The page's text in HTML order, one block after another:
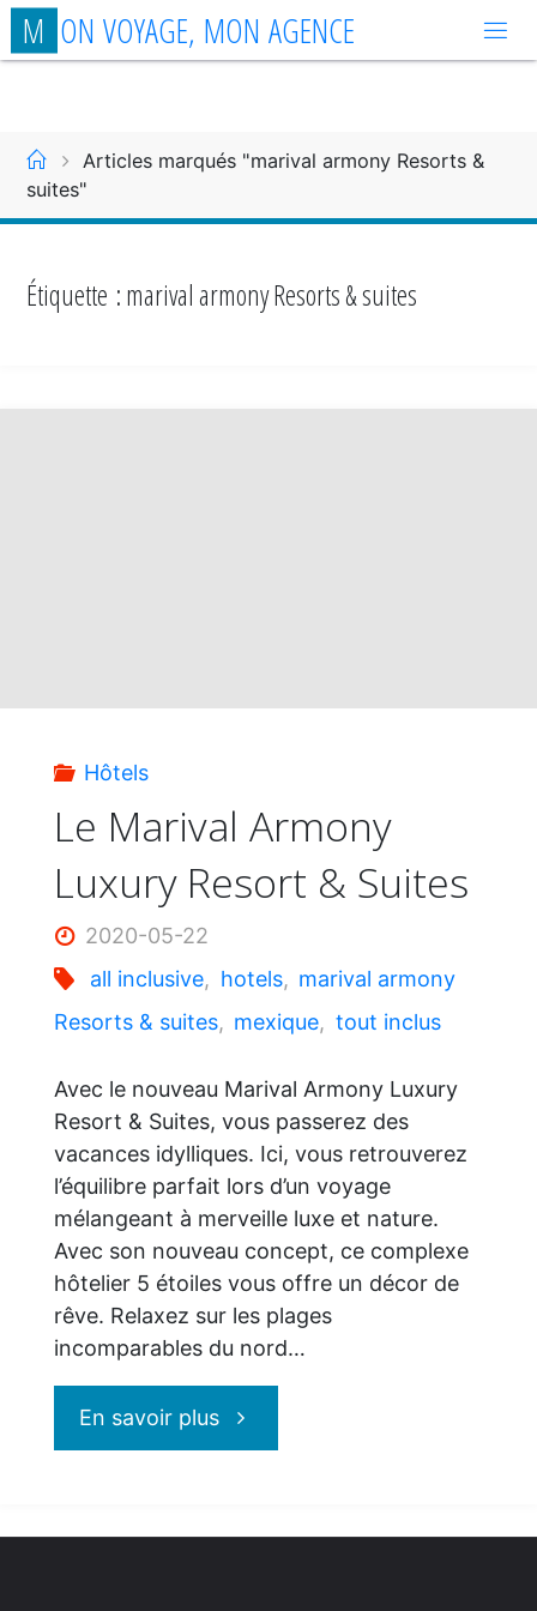
Aller
auM ON VOYAGE, MON AGENCE
AccueilArticles marqués "marival armony Resorts &
suites"
Étiquette :marival armony Resorts & suites
Hôtels
Le Marival Armony
Luxury Resort & Suites
2020-05-22
all inclusive, hotels, marival armony
Resorts & suites, mexique, tout inclus
Avec le nouveau Marival Armony Luxury
Resort & Suites, vous passerez des
vacances idylliques. Ici, vous retrouverez
l’équilibre parfait lors d’un voyage
mélangeant à merveille luxe et nature.
Avec son nouveau concept, ce complexe
hôtelier 5 étoiles vous offre un décor de
rêve. Relaxez sur les plages
incomparables du nord…
En savoir plus"Le
Armony